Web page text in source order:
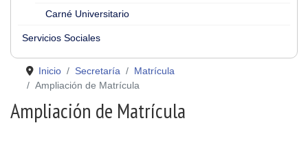
Carné Universitario
Servicios Sociales
Inicio Secretaría
Matrícula
Ampliación de Matrícula
Ampliación de Matrícula